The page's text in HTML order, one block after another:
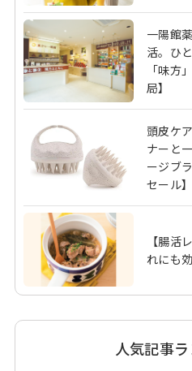
一陽館
活。ひ
「味方
局】
頭皮ケ
ナーと
ージブ
セール】
【腸活
れにも
人気記事